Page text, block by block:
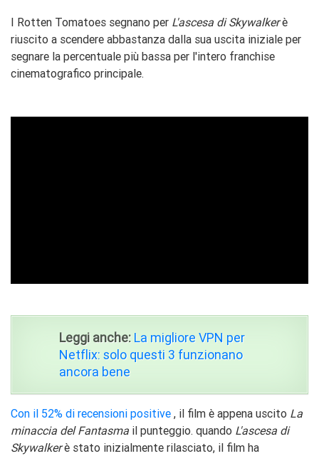
I Rotten Tomatoes segnano per L'ascesa di Skywalkerè
riuscito a scendere abbastanza dalla sua uscita iniziale per
segnare la percentuale più bassa per l'intero franchise
cinematografico principale.
Leggi anche: La migliore VPN per
Netflix: solo questi 3 funzionano
ancora bene
Con il 52% di recensioni positive , il film è appena uscito La
minaccia del Fantasma il punteggio. quando L'ascesa di
Skywalkerè stato inizialmente rilasciato, il film ha